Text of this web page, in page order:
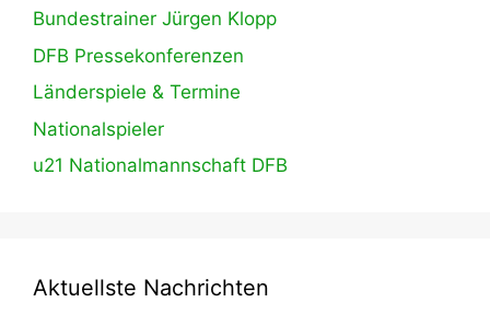
Bundestrainer Jürgen Klopp
DFB Pressekonferenzen
Länderspiele & Termine
Nationalspieler
u21 Nationalmannschaft DFB
Aktuellste Nachrichten